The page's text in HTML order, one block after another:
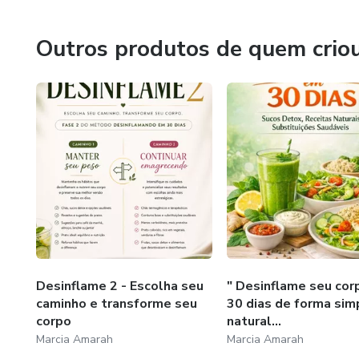
não apenas conteúdo, mas esperança, direção e
Outros produtos de quem
Desinflame 2 - Escolha seu
caminho e transforme seu
corpo
Marcia Amarah
" Desinflame seu
30 dias de forma
natural...
Marcia Amarah